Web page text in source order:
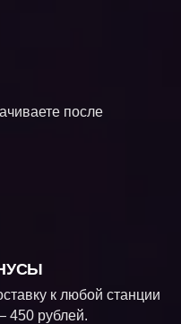
после
к любой станции
450 рублей.